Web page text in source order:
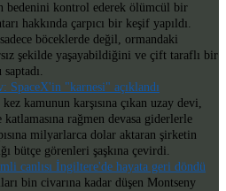
bedenini kontrol ederek ölümcül bir
hakkında çarpıcı bir keşif yapıldı.
böceklerde değil, ormandaki
şekilde yaşayabildiğini ve çift taraflı bir
SpaceX'in "karnesi" açıklandı
kamunun karşısına çıkan uzay devi,
rağmen devasa giderlerle
milyarlarca dolar aktaran şirketin
bütçe görenleri şaşkına çevirdi.
canlısı İngiltere'de hayata geri döndü
bin civarına kadar düşen Montseny